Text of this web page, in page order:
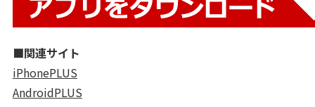
■関連サイト
iPhonePLUS
AndroidPLUS